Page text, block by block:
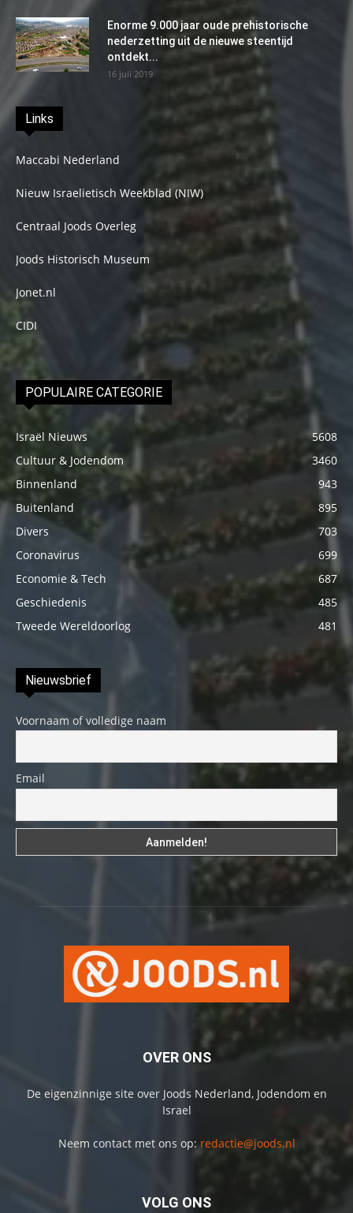
Enorme 9.000 jaar oude prehistorische
nederzetting uit de nieuwe steentijd
ontdekt...
16 juli 2019
Links
Maccabi Nederland
Nieuw Israelietisch Weekblad (NIW)
Centraal Joods Overleg
Joods Historisch Museum
Jonet.nl
CIDI
POPULAIRE CATEGORIE
Israël Nieuws
5608
Cultuur & Jodendom
3460
Binnenland
943
Buitenland
895
Divers
703
Coronavirus
699
Economie & Tech
687
Geschiedenis
485
Tweede Wereldoorlog
481
Nieuwsbrief
Voornaam of volledige naam
Email
OVER ONS
De eigenzinnige site over Joods Nederland, Jodendom en
Israel
Neem contact met ons op: redactie@joods.nl
VOLG ONS